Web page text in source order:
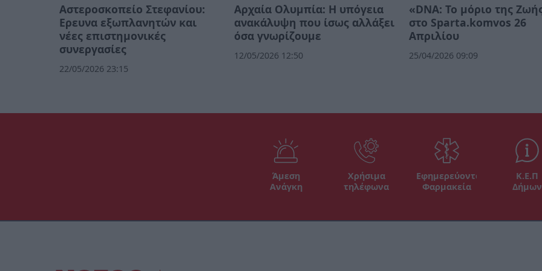
Αστεροσκοπείο Στεφανίου:
Ερευνα εξωπλανητών και
νέες επιστημονικές
συνεργασίες
22/05/2026 23:15
Αρχαία Ολυμπία: Η υπόγεια
ανακάλυψη που ίσως αλλάξει
όσα γνωρίζουμε
12/05/2026 12:50
«DNA: Το μόριο της
στο Sparta.komvos 26
Απριλίου
25/04/2026 09:09
Άμεση
Ανάγκη
Χρήσιμα
τηλέφωνα
Εφημερεύοντα
Φαρμακεία
Κ.Ε.Π
Δήμων